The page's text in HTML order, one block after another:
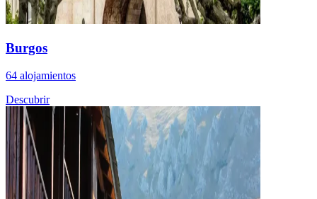
Burgos
64 alojamientos
Descubrir